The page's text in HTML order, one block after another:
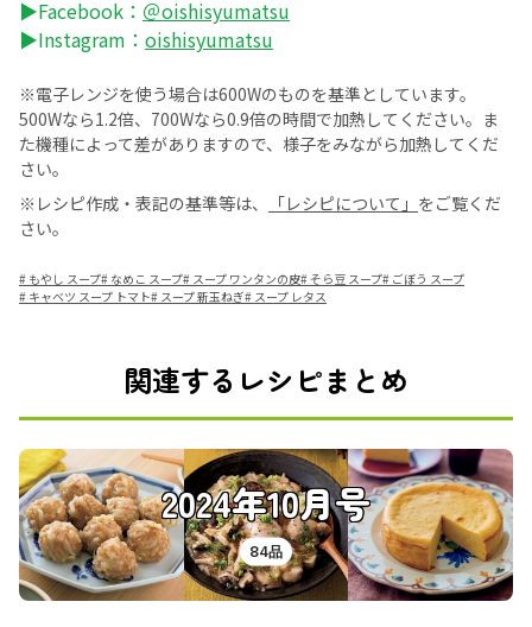
▶Facebook： ＠oishisyumatsu
▶Instagram： oishisyumatsu
※電子レンジを使う場合は600Wのものを基準としています。
500Wなら1.2倍、700Wなら0.9倍の時間で加熱してください。ま
た機種によって差がありますので、様子をみながら加熱してくだ
さい。
※レシピ作成・表記の基準等は、
「レシピについて」 をご覧くだ
さい。
# もやし スープ# なめこ スープ# スープ ワンタンの皮#そら豆 スープ# ごぼう スープ
# キャベツ スープ トマト# スープ 新玉ねぎ# スープ レタス
関連するレシピまとめ
2024年10月号
84品